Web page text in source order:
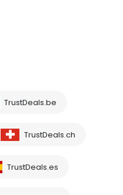
TrustDeals.be
TrustDeals.ch
TrustDeals.es